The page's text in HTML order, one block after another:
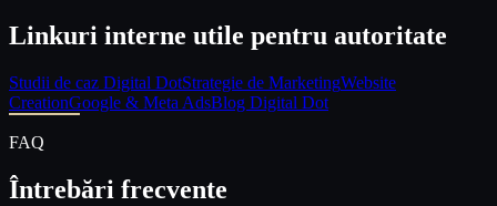
Linkuri interne utile pentru autoritate
Studii de caz Digital DotStrategie de MarketingWebsite
CreationGoogle & Meta AdsBlog Digital Dot
FAQ
Întrebări frecvente